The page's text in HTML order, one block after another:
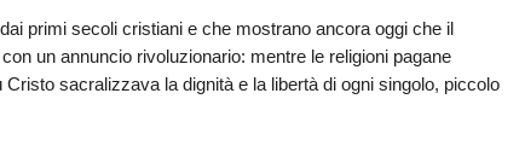
primi secoli cristiani e che mostrano ancora oggi che il
un annuncio rivoluzionario: mentre le religioni pagane
sacralizzava la dignità e la libertà di ogni singolo, piccolo